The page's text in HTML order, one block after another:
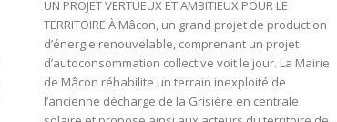
UN PROJET VERTUEUX ET AMBITIEUX POUR LE
TERRITOIRE À Mâcon, un grand projet de production
d’énergie renouvelable, comprenant un projet
d’autoconsommation collective voit le jour. La Mairie
de Mâcon réhabilite un terrain inexploité de
l’ancienne décharge de la Grisière en centrale